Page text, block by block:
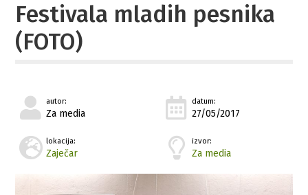
Festivala mladih pesnika
(FOTO)
autor:
Za media
datum:
27/05/2017
lokacija:
Zaječar
izvor:
Za media